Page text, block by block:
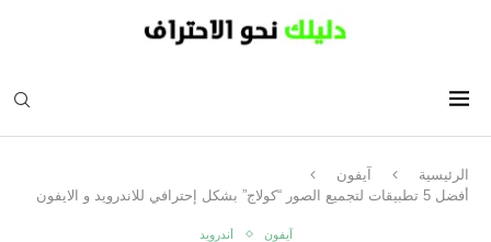
الرئيسية
آيفون
أفضل 5 تطبيقات لتجميع الصور “كولاج” بشكل إحترافي للاندرويد و الايفون
آيفون أندرويد